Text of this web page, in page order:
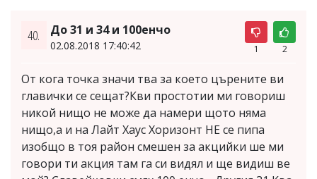
40. До 31 и 34 и 100енчо
02.08.2018 17:40:42 1 2
От кога точка значи тва за което църените ви
главички се сещат?Кви простотии ми говориш
никой нищо не може да намери щото няма
нищо,а и на Лайт Хаус Хоризонт НЕ се пипа
изобщо в тоя район смешен за акцийки ше ми
говори ти акция там га си видял и ще видиш ве